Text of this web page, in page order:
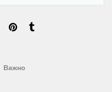
Важно